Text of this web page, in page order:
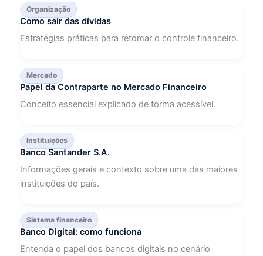
Organização
Como sair das dívidas
Estratégias práticas para retomar o controle financeiro.
Mercado
Papel da Contraparte no Mercado Financeiro
Conceito essencial explicado de forma acessível.
Instituições
Banco Santander S.A.
Informações gerais e contexto sobre uma das maiores
instituições do país.
Sistema financeiro
Banco Digital: como funciona
Entenda o papel dos bancos digitais no cenário